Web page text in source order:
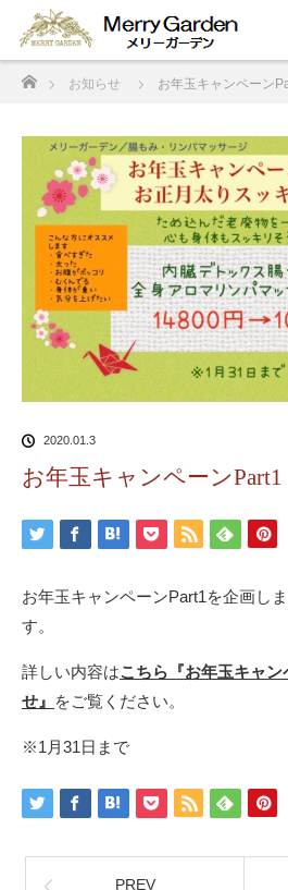
ホーム
お知らせ お年玉キャンペーン
2020.01.3
お年玉キャンペーンPart1
お年玉キャンペーンPart1を企画し
す。
詳しい内容はこちら『お年玉キャ
せ』 をご覧ください。
※1月31日まで
PREV